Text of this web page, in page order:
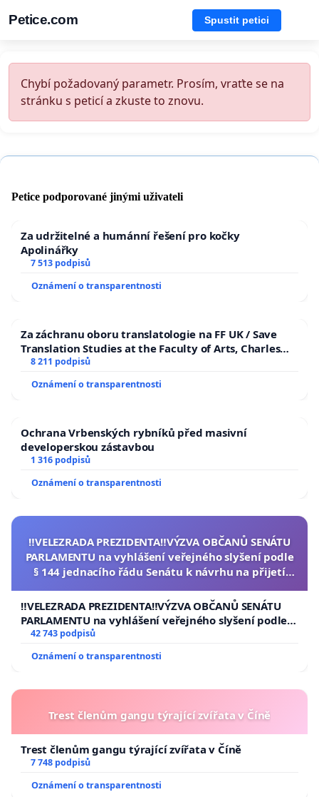
Petice.com Spustit petici
Chybí požadovaný parametr. Prosím, vraťte se na
stránku s peticí a zkuste to znovu.
Petice podporované jinými uživateli
Za udržitelné a humánní řešení pro kočky
Apolinářky
7 513 podpisů
Oznámení o transparentnosti
Za záchranu oboru translatologie na FF UK / Save
Translation Studies at the Faculty of Arts, Charles
University
8 211 podpisů
Oznámení o transparentnosti
Ochrana Vrbenských rybníků před masivní
developerskou zástavbou
1 316 podpisů
Oznámení o transparentnosti
‼️VELEZRADA PREZIDENTA‼️VÝZVA OBČANŮ SENÁTU
PARLAMENTU na vyhlášení veřejného slyšení podle
§ 144 jednacího řádu Senátu k návrhu na přijetí
republiky
‼️VELEZRADA PREZIDENTA‼️VÝZVA OBČANŮ SENÁTU
PARLAMENTU na vyhlášení veřejného slyšení podle §
144 jednacího řádu Senátu k návrhu na přijetí
usnesení k podání ústavní žaloby na prezidenta
republiky
42 743 podpisů
Oznámení o transparentnosti
Trest členům gangu týrající zvířata v Číně
Trest členům gangu týrající zvířata v Číně
7 748 podpisů
Oznámení o transparentnosti